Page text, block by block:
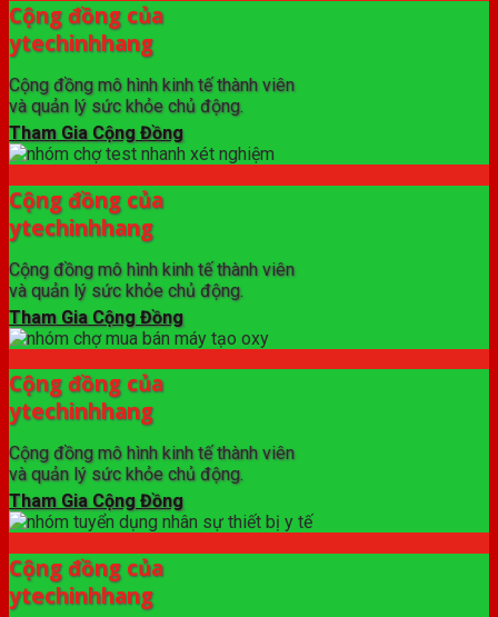
Cộng đồng của
ytechinhhang
Cộng đồng mô hình kinh tế thành viên
và quản lý sức khỏe chủ động.
Tham Gia Cộng Đồng
Cộng đồng của
ytechinhhang
Cộng đồng mô hình kinh tế thành viên
và quản lý sức khỏe chủ động.
Tham Gia Cộng Đồng
Cộng đồng của
ytechinhhang
Cộng đồng mô hình kinh tế thành viên
và quản lý sức khỏe chủ động.
Tham Gia Cộng Đồng
Cộng đồng của
ytechinhhang